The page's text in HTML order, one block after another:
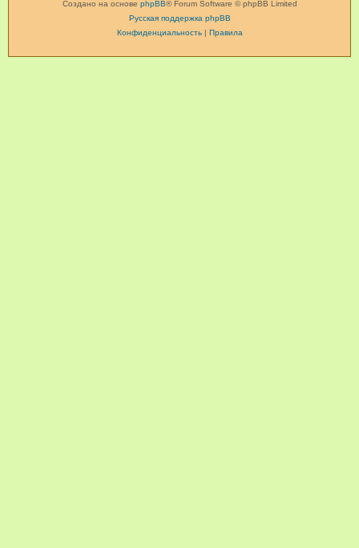
Создано на основе phpBB® Forum Software © phpBB Limited
Русская поддержка phpBB
Конфиденциальность| Правила